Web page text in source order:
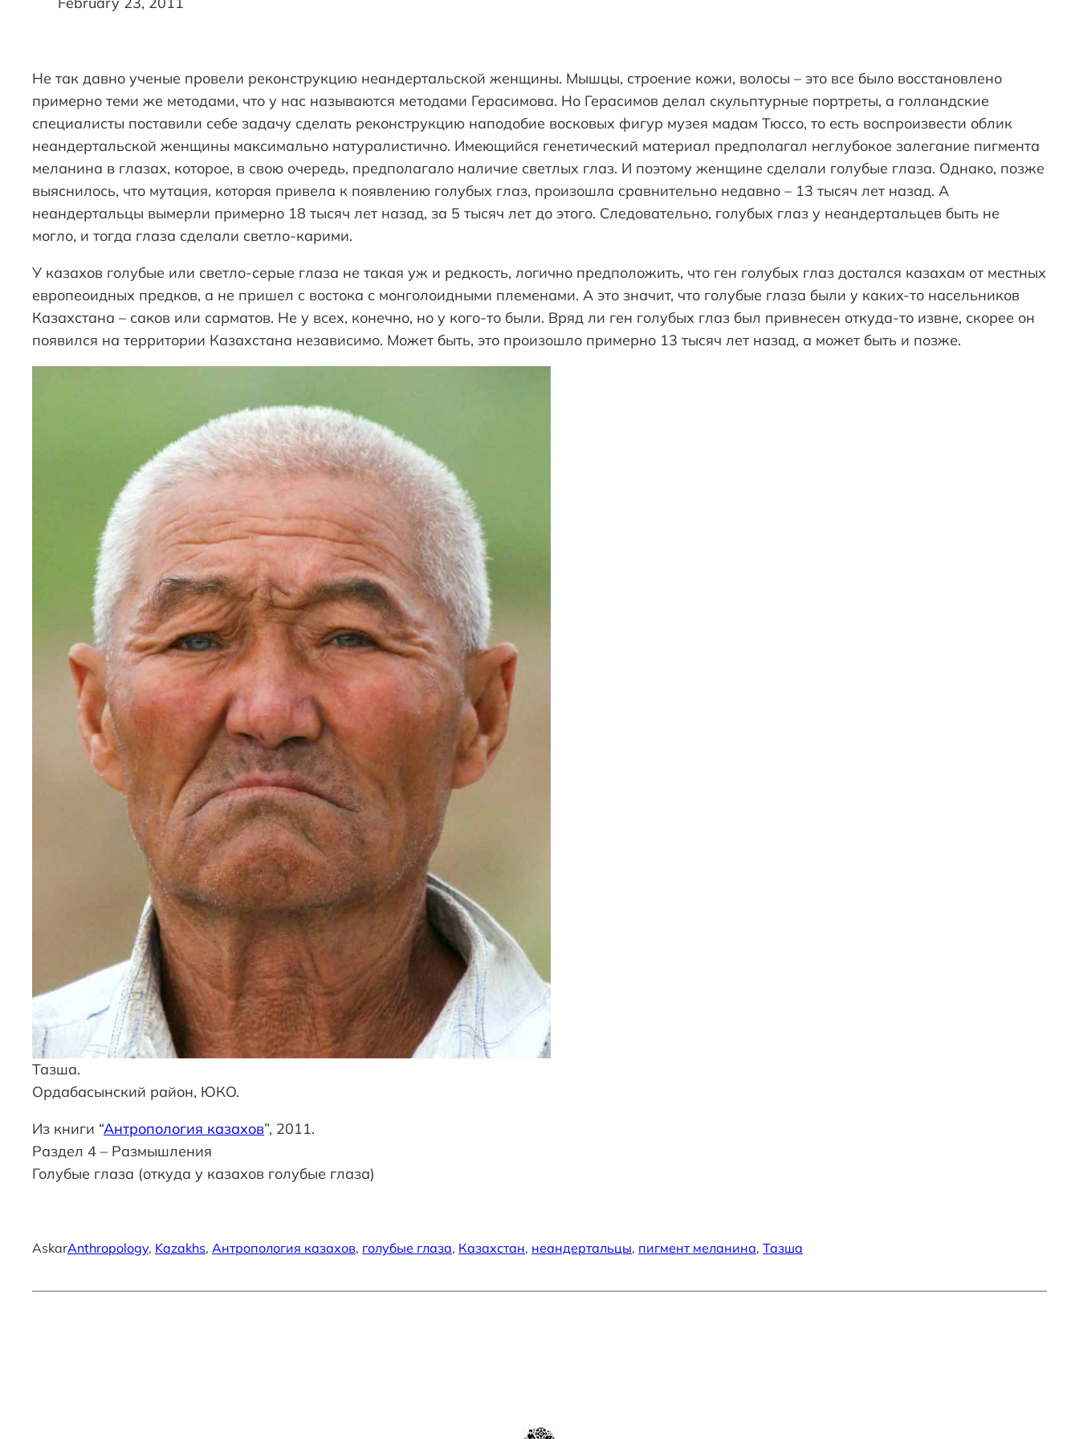
Не так давно ученые провели реконструкцию неандертальской женщины. Мышцы, строение кожи, волосы – это все было восстановлено
примерно теми же методами, что у нас называются методами Герасимова. Но Герасимов делал скульптурные портреты, а голландские
специалисты поставили себе задачу сделать реконструкцию наподобие восковых фигур музея мадам Тюссо, то есть воспроизвести облик
неандертальской женщины максимально натуралистично. Имеющийся генетический материал предполагал неглубокое залегание пигмента
меланина в глазах, которое, в свою очередь, предполагало наличие светлых глаз. И поэтому женщине сделали голубые глаза. Однако, позже
выяснилось, что мутация, которая привела к появлению голубых глаз, произошла сравнительно недавно – 13 тысяч лет назад. А
неандертальцы вымерли примерно 18 тысяч лет назад, за 5 тысяч лет до этого. Следовательно, голубых глаз у неандертальцев быть не
могло, и тогда глаза сделали светло-карими.
У казахов голубые или светло-серые глаза не такая уж и редкость, логично предположить, что ген голубых глаз достался казахам от местных
европеоидных предков, а не пришел с востока с монголоидными племенами. А это значит, что голубые глаза были у каких-то насельников
Казахстана – саков или сарматов. Не у всех, конечно, но у кого-то были. Вряд ли ген голубых глаз был привнесен откуда-то извне, скорее он
появился на территории Казахстана независимо. Может быть, это произошло примерно 13 тысяч лет назад, а может быть и позже.
Тазша.
Ордабасынский район, ЮКО.
Из книги “Антропология казахов”, 2011.
Раздел 4 – Размышления
Голубые глаза (откуда у казахов голубые глаза)
AskarAnthropology, Kazakhs, Антропология казахов, голубые глаза, Казахстан, неандертальцы, пигмент меланина, Тазша